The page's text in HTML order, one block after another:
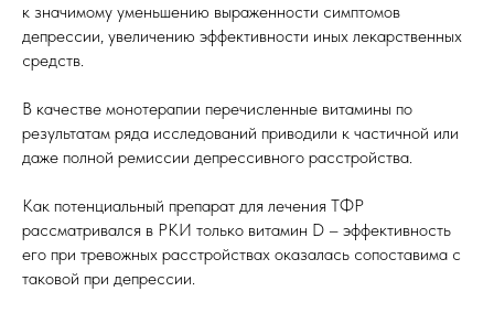
к значимому уменьшению выраженности симптомов
депрессии, увеличению эффективности иных лекарственных
средств.
В качестве монотерапии перечисленные витамины по
результатам ряда исследований приводили к частичной или
даже полной ремиссии депрессивного расстройства.
Как потенциальный препарат для лечения ТФР
рассматривался в РКИ только витамин D – эффективность
его при тревожных расстройствах оказалась сопоставима с
таковой при депрессии.